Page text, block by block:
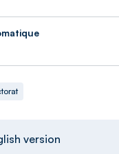
version